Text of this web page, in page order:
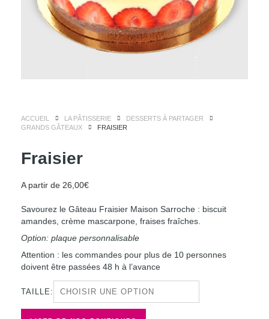
ACCUEIL LA PÂTISSERIE
DESSERTS À PARTAGER
GRANDS GÂTEAUX
FRAISIER
Fraisier
A partir de 26,00€
Savourez le Gâteau Fraisier Maison Sarroche : biscuit
amandes, crème mascarpone, fraises fraîches.
Option: plaque personnalisable
Attention : les commandes pour plus de 10 personnes
doivent être passées 48 h à l’avance
TAILLE: